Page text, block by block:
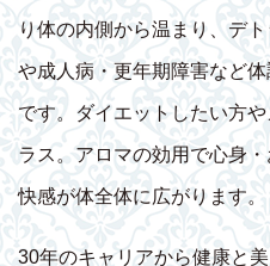
り体の内側から温まり、デ
や成人病・更年期障害など
です。ダイエットしたい方
ラス。アロマの効用で心身
快感が体全体に広がります。
30年のキャリアから健康と